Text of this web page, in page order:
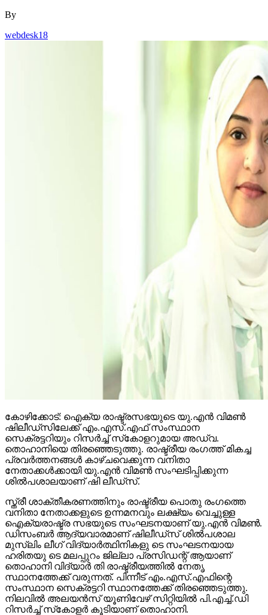
By
webdesk18
കോഴിക്കോട്: ഐക്യ രാഷ്ട്രസഭയുടെ യു.എന്‍ വിമണ്‍
ഷിലീഡ്സിലേക്ക് എം.എസ്.എഫ് സംസ്ഥാന
സെക്രട്ടറിയും റിസര്‍ച്ച് സ്‌കോളറുമായ അഡ്വ.
തൊഹാനിയെ തിരഞ്ഞെടുത്തു. രാഷ്ട്രീയ രംഗത്ത് മികച്ച
പ്രവര്‍ത്തനങ്ങള്‍ കാഴ്ചവെക്കുന്ന വനിതാ
നേതാക്കള്‍ക്കായി യു.എന്‍ വിമണ്‍ സംഘടിപ്പിക്കുന്ന
ശില്‍പശാലയാണ് ഷി ലീഡ്‌സ്.
സ്ത്രീ ശാക്തീകരണത്തിനും രാഷ്ട്രീയ പൊതു രംഗത്തെ
വനിതാ നേതാക്കളുടെ ഉന്നമനവും ലക്ഷ്യം വെച്ചുള്ള
ഐക്യരാഷ്ട്ര സഭയുടെ സംഘടനയാണ് യു.എന്‍ വിമണ്‍.
ഡിസംബര്‍ ആദ്യവാരമാണ് ഷിലീഡ്സ് ശില്‍പശാല
മുസ്ലിം ലീഗ് വിദ്യാര്‍ത്ഥിനികളു ടെ സംഘടനയായ
ഹരിതയു ടെ മലപ്പുറം ജില്ലാ പ്രസിഡന്റ് ആയാണ്
തൊഹാനി വിദ്യാര്‍ തി രാഷ്ട്രീയത്തില്‍ നേതൃ
സ്ഥാനത്തേക്ക് വരുന്നത്. പിന്നീട് എം.എസ്.എഫിന്റെ
സംസ്ഥാന സെക്രട്ടറി സ്ഥാനത്തേക്ക് തിരഞ്ഞെടുത്തു.
നിലവില്‍ അലയന്‍സ് യൂണിവേഴ് സിറ്റിയില്‍ പി.എച്ച്.ഡി
റിസര്‍ച്ച് സ്‌കോളര്‍ കൂടിയാണ് തൊഹാനി.